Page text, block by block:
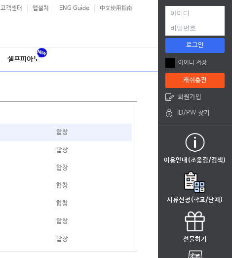
고객센터 앱설치 ENG Guide 中文使用指南
셀프피아노
합창
합창
합창
합창
합창
합창
합창
로그인
아이디 저장
캐쉬충전
회원가입
ID/PW 찾기
이용안내(조옮김/검색)
서류신청(학교/단체)
선물하기